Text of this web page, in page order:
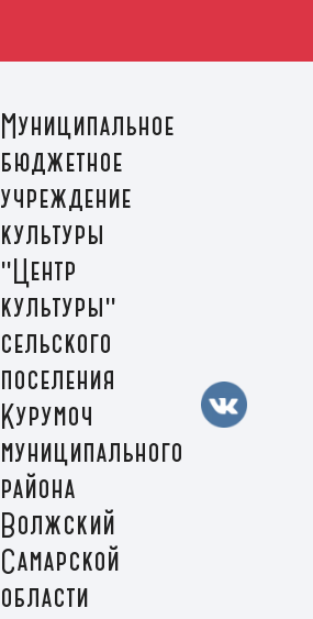
Муниципальное
бюджетное
учреждение
культуры
"Центр
культуры"
сельского
поселения
Курумоч
муниципального
района
Волжский
Самарской
области